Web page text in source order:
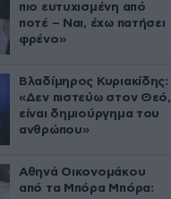
πιο ευτυχισμένη από
ποτέ – Ναι, έχω πατήσει
φρένο»
Βλαδίμηρος Κυριακίδης:
«Δεν πιστεύω στον Θεό,
είναι δημιούργημα του
ανθρώπου»
Αθηνά Οικονομάκου
από τα Μπόρα Μπόρα: